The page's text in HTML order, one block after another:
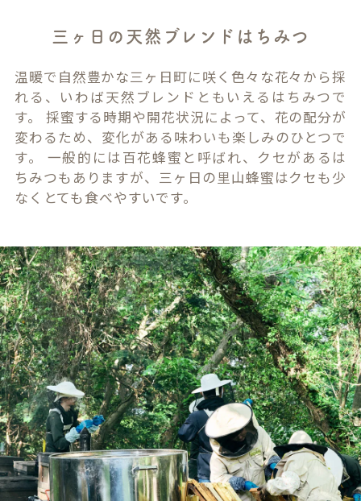
三ヶ日の天然ブレンドはちみつ
温暖で自然豊かな三ヶ日町に咲く色々な花々から採
れる、いわば天然ブレンドともいえるはちみつで
す。 採蜜する時期や開花状況によって、花の配分が
変わるため、変化がある味わいも楽しみのひとつで
す。 一般的には百花蜂蜜と呼ばれ、クセがあるは
ちみつもありますが、三ヶ日の里山蜂蜜はクセも少
なくとても食べやすいです。